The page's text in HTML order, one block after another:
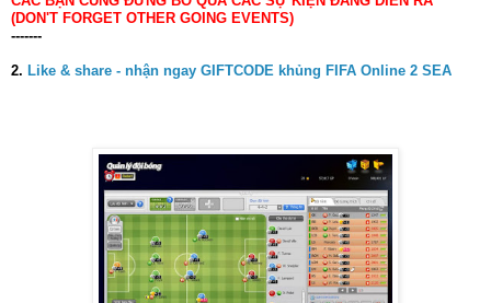
(DON'T FORGET OTHER GOING EVENTS)
-------
2. Like & share - nhận ngay GIFTCODE khủng FIFA Online 2 SEA